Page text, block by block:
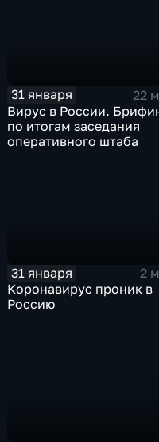
31 января
22
Вирус в России.
по итогам заседания
оперативного штаба
31 января
2
Коронавирус проник в
Россию